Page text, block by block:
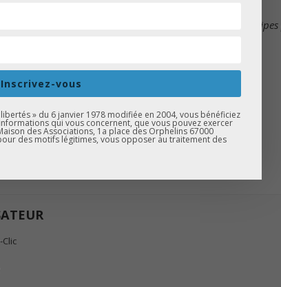
, afin que nos
garantir un créneau adapté à votre demande.
Inscrivez-vous
» du 6 janvier 1978 modifiée en 2004, vous bénéficiez
qui vous concernent, que vous pouvez exercer
des Associations, 1a place des Orphelins 67000
des motifs légitimes, vous opposer au traitement des